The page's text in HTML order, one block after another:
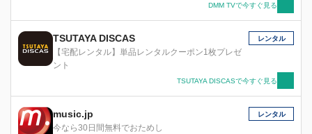
DMM TVで今すぐ見る
TSUTAYA DISCAS
【宅配レンタル】単品レンタルクーポン1枚プレゼ
ント
レンタル
TSUTAYA DISCASで今すぐ見る
music.jp
今なら30日間無料でおためし
レンタル